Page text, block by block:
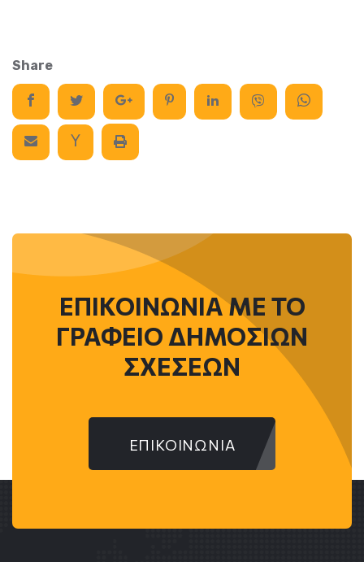
Share
ΕΠΙΚΟΙΝΩΝΙΑ ME ΤΟ
ΓΡΑΦΕΙΟ ΔΗΜΟΣΙΩΝ
ΣΧΕΣΕΩΝ
ΕΠΙΚΟΙΝΩΝΙΑ